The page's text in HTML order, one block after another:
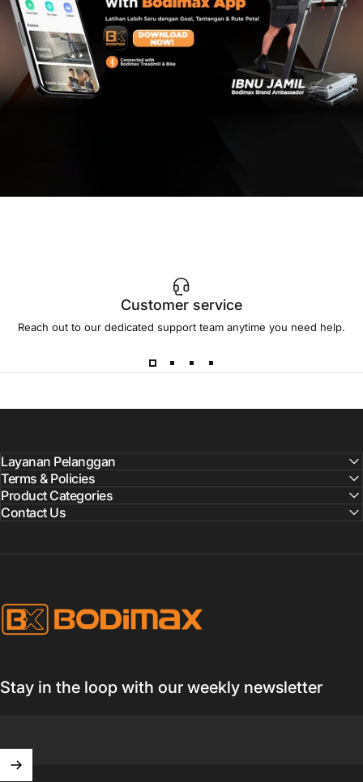
Customer service
Reach out to our dedicated support team anytime you need help.
Layanan Pelanggan
Terms & Policies
Product Categories
Contact Us
BODIMAX
Stay in the loop with our weekly newsletter